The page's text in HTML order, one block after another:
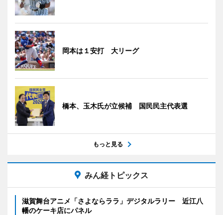
岡本は１安打 大リーグ
橋本、玉木氏が立候補 国民民主代表選
もっと見る
みん経トピックス
滋賀舞台アニメ「さよならララ」デジタルラリー 近江八
幡のケーキ店にパネル